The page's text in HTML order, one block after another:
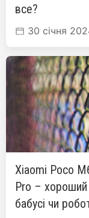
все?
30 січня
Xiaomi Poco
Pro –
бабусі чи